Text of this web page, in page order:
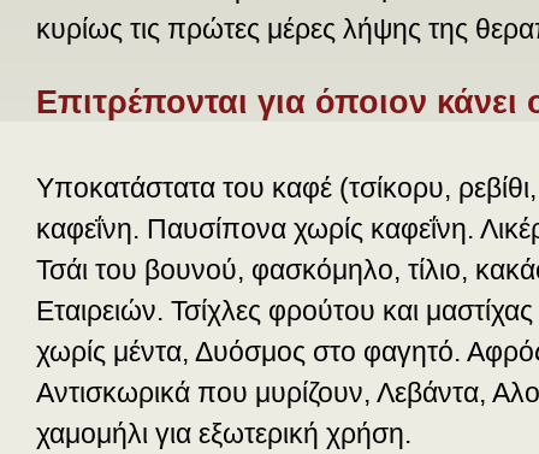
κυρίως τις πρώτες μέρες λήψης της
Επιτρέπονται για όποιον κάνει
Υποκατάστατα του καφέ (τσίκορυ,
καφεΐνη. Παυσίπονα χωρίς καφεΐνη.
Τσάι του βουνού, φασκόμηλο, τίλιο,
Εταιρειών. Τσίχλες φρούτου και
χωρίς μέντα, Δυόσμος στο φαγητό.
Αντισκωρικά που μυρίζουν, Λεβάντα,
χαμομήλι για εξωτερική χρήση.